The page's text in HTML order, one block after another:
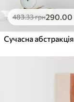
483.33грн290.00
Сучасна абстракція